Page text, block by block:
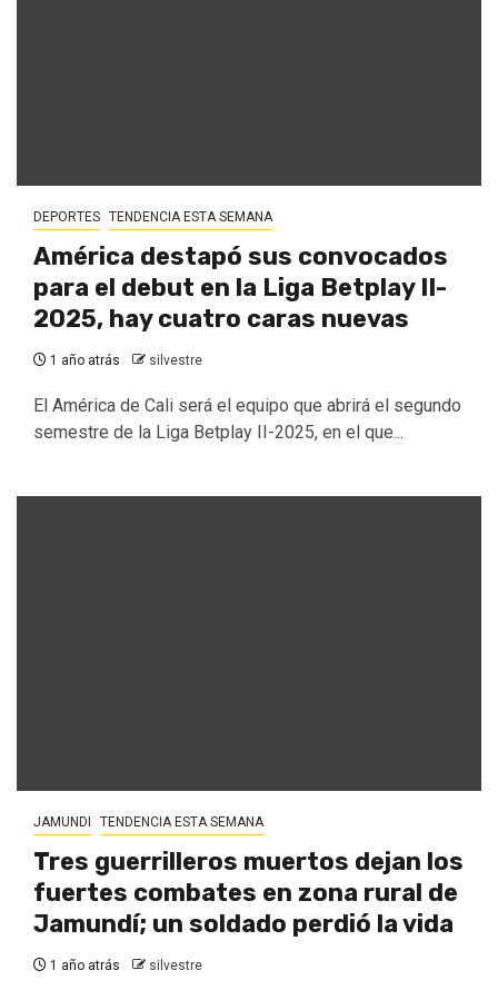
DEPORTES TENDENCIA ESTA SEMANA
América destapó sus convocados
para el debut en la Liga Betplay II-
2025, hay cuatro caras nuevas
1 año atrás silvestre
El América de Cali será el equipo que abrirá el segundo
semestre de la Liga Betplay II-2025, en el que...
JAMUNDI TENDENCIA ESTA SEMANA
Tres guerrilleros muertos dejan los
fuertes combates en zona rural de
Jamundí; un soldado perdió la vida
1 año atrás silvestre